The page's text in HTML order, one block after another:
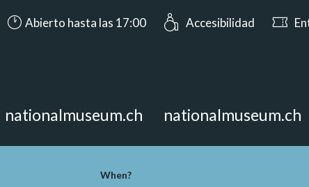
accessibility.aria.opening_hours: Abierto hasta las 17:00
Abierto hasta las 17:00 Accesibilidad
nationalmuseum.ch nationalmuseum.ch
When?